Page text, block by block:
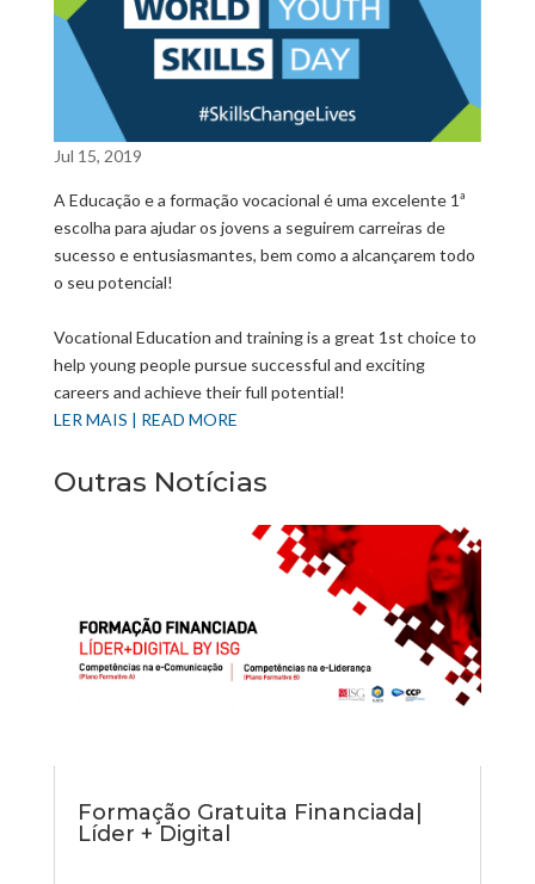
Jul 15, 2019
A Educação e a formação vocacional é uma excelente 1ª
escolha para ajudar os jovens a seguirem carreiras de
sucesso e entusiasmantes, bem como a alcançarem todo
o seu potencial!
Vocational Education and training is a great 1st choice to
help young people pursue successful and exciting
careers and achieve their full potential!
LER MAIS | READ MORE
Outras Notícias
Formação Gratuita Financiada|
Líder + Digital